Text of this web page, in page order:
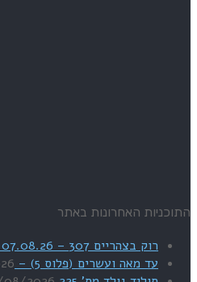
התוכניות האחרונות באתר
רוק בצהריים 307 – 07.08.26 – Uriel's Choices
עד מאה ועשרים (פלוס 5) – SATCHMO